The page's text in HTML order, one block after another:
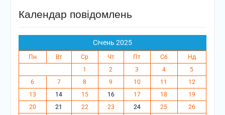
Календар повідомлень
Січень 2025
Пн Вт Ср Чт Пт Сб
Нд
1
2 3 4
5
6
7 8 9 10 11
12
13
14 15 16 17 18
19
20
21 22 23 24 25
26